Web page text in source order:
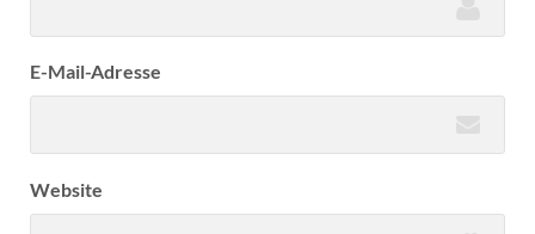
E-Mail-Adresse
Website